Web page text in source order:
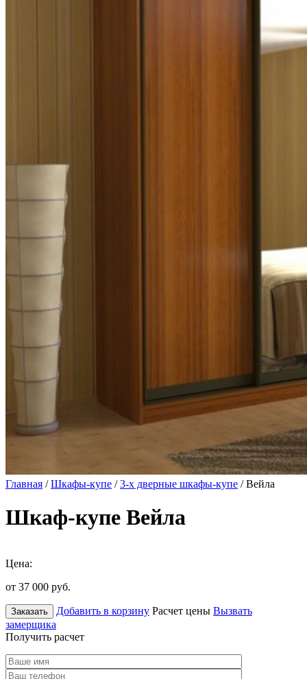
Главная /Шкафы-купе /3-х дверные шкафы-купе / Вейла
Шкаф-купе Вейла
Цена:
от 37 000 руб.
Заказать Добавить в корзину Расчет цены Вызвать
замерщика
Получить расчет